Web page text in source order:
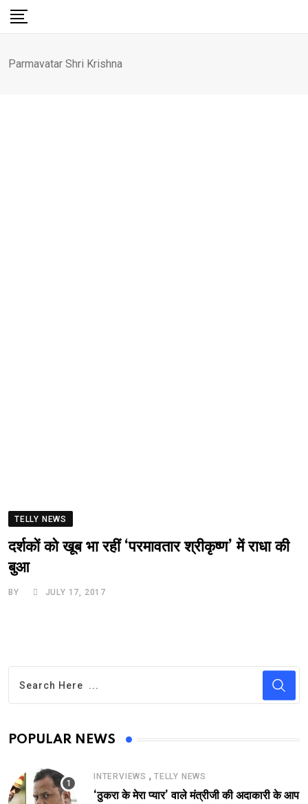
Skip
Parmavatar Shri Krishna
TELLY NEWS
दर्शकों को खूब भा रहीं ‘परमावतार श्रीकृष्ण’ में राधा की
बुआ
BY JULY 17, 2017
POPULAR NEWS
INTERVIEWS , TELLY NEWS
‘ठुकरा के मेरा प्यार’ वाले मंत्रीजी की अदाकारी के आप